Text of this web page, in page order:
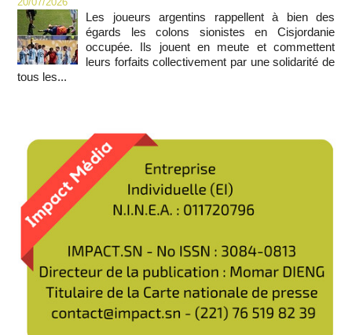
Les joueurs argentins rappellent à bien des
égards les colons sionistes en Cisjordanie
occupée. Ils jouent en meute et commettent
leurs forfaits collectivement par une solidarité de
tous les...